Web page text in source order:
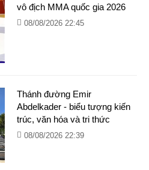
vô địch MMA quốc gia 2026
08/08/2026 22:45
Thánh đường Emir
Abdelkader - biểu tượng kiến
trúc, văn hóa và tri thức
08/08/2026 22:39